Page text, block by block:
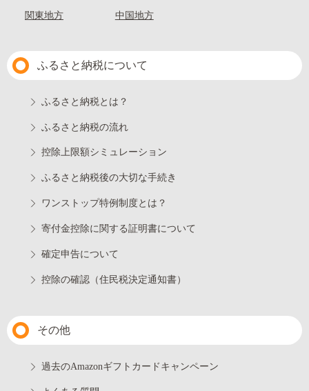
関東地方 中国地方
ふるさと納税について
ふるさと納税とは？
ふるさと納税の流れ
控除上限額シミュレーション
ふるさと納税後の大切な手続き
ワンストップ特例制度とは？
寄付金控除に関する証明書について
確定申告について
控除の確認（住民税決定通知書）
その他
過去のAmazonギフトカードキャンペーン